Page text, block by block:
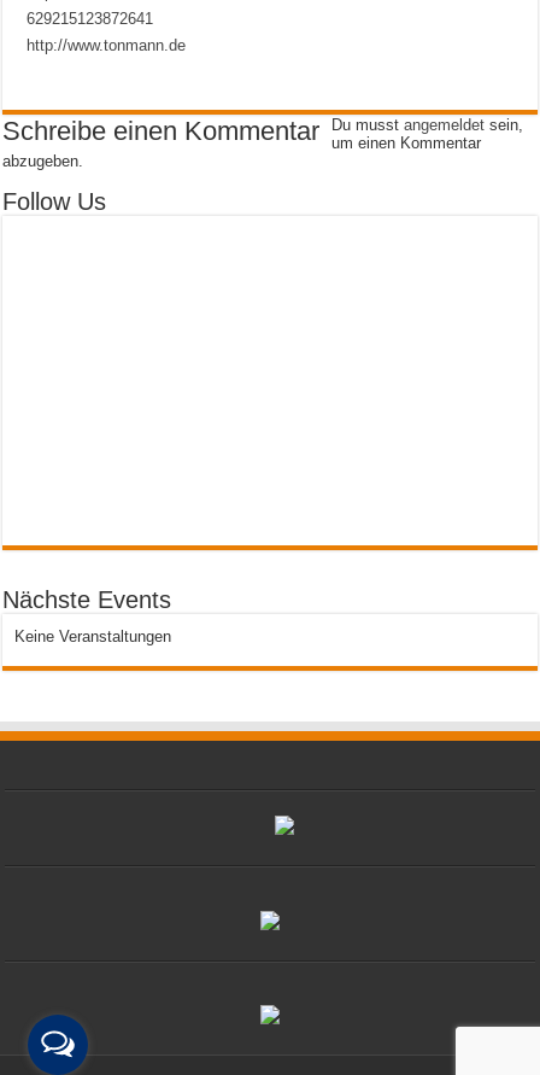
629215123872641
http://www.tonmann.de
Schreibe einen Kommentar Du musstangemeldet sein,
um einen Kommentar
abzugeben.
Follow Us
Nächste Events
Keine Veranstaltungen